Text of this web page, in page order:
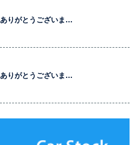
りがとうございま…
りがとうございま…